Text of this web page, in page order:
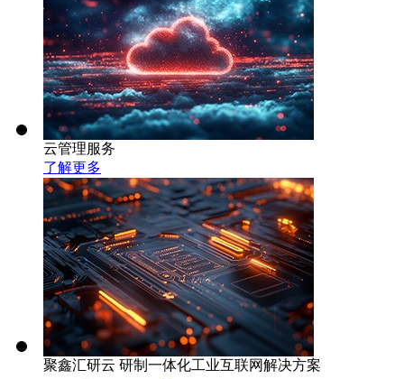
云管理服务
了解更多
聚鑫汇研云 研制一体化工业互联网解决方案